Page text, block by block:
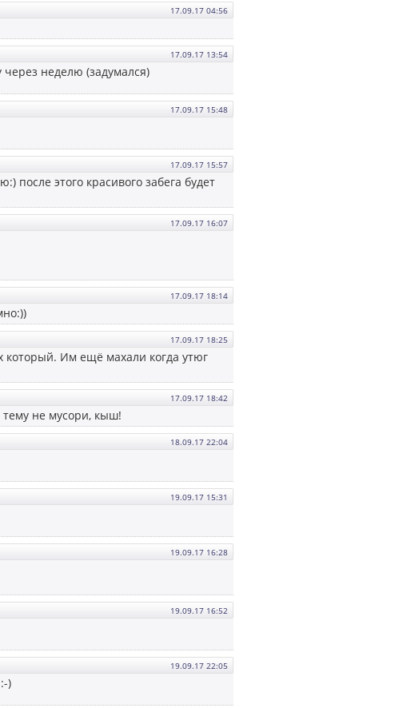
17.09.17 04:56
17.09.17 13:54
неделю (задумался)
17.09.17 15:48
17.09.17 15:57
этого красивого забега будет
17.09.17 16:07
17.09.17 18:14
17.09.17 18:25
который. Им ещё махали когда утюг
17.09.17 18:42
тему не мусори, кыш!
18.09.17 22:04
19.09.17 15:31
19.09.17 16:28
19.09.17 16:52
19.09.17 22:05
)